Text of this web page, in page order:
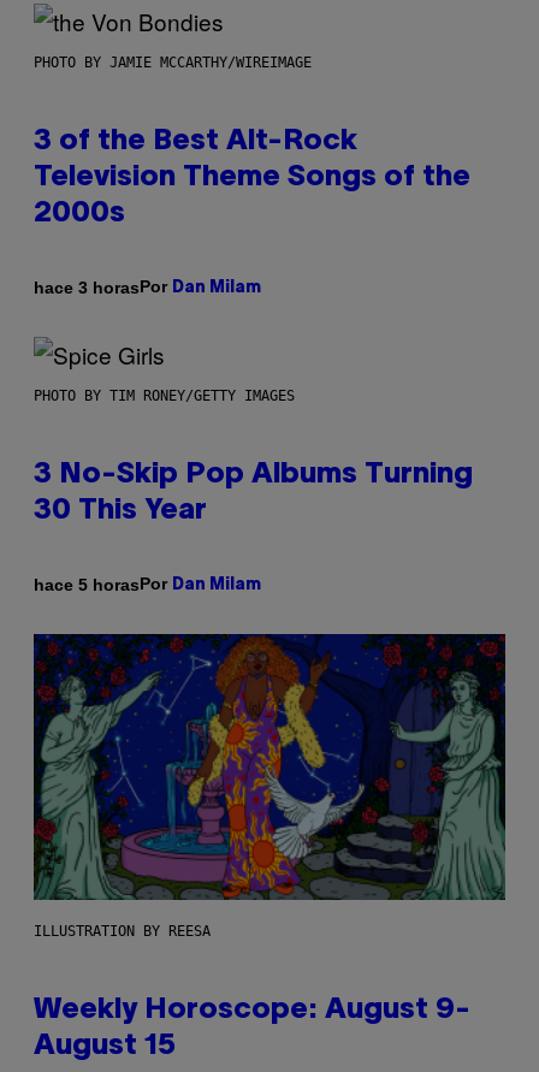
PHOTO BY JAMIE MCCARTHY/WIREIMAGE
3 of the Best Alt-Rock
Television Theme Songs of the
2000s
hace 3 horasPor Dan Milam
PHOTO BY TIM RONEY/GETTY IMAGES
3 No-Skip Pop Albums Turning
30 This Year
hace 5 horasPor Dan Milam
ILLUSTRATION BY REESA
Weekly Horoscope: August 9-
August 15